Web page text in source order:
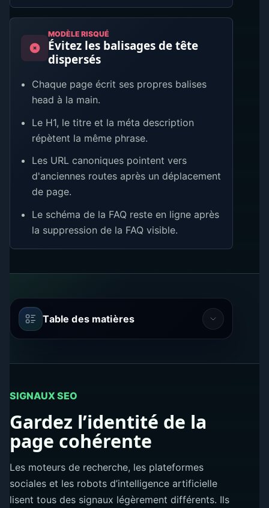
MODÈLE RISQUÉ
Évitez les balisages de tête
dispersés
Chaque page écrit ses propres balises
head à la main.
Le H1, le titre et la méta description
répètent la même phrase.
Les URL canoniques pointent vers
d'anciennes routes après un déplacement
de page.
Le schéma de la FAQ reste en ligne après
la suppression de la FAQ visible.
Table des matières
SIGNAUX SEO
Gardez l’identité de la
page cohérente
Les moteurs de recherche, les plateformes
sociales et les robots d’intelligence artificielle
lisent tous des signaux légèrement différents. Ils